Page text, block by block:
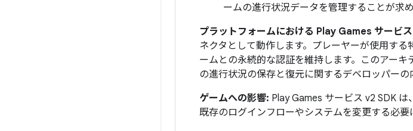
ームの進行状況データを管理することが求め
プラットフォームにおける Play Games サービ
ネクタとして動作します。プレーヤーが使用す
ームとの永続的な認証を維持します。このアー
の進行状況の保存と復元に関するデベロッパー
ゲームへの影響: Play Games サービス v2 SDK
既存のログインフローやシステムを変更する必要